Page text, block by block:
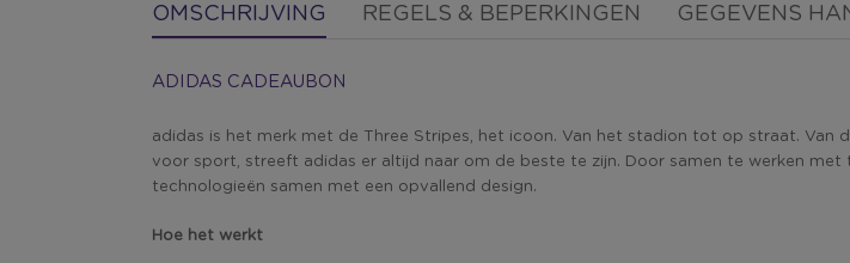
OMSCHRIJVING REGELS & BEPERKINGEN GEGEVENS
ADIDAS CADEAUBON
adidas is het merk met de Three Stripes, het icoon. Van het stadion tot op straat. Van
voor sport, streeft adidas er altijd naar om de beste te zijn. Door samen te werken
technologieën samen met een opvallend design.
Hoe het werkt